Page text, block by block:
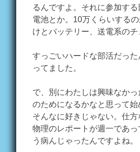
るんですよ。それに参加す
電池とか。10万くらいする
けとバッテリー、送電系のチ
すっごいハードな部活だっ
ってました。
で、別にわたしは興味なか
のためになるかなと思って
そんなに好きじゃない。仕
物理のレポートが週一であ
う病んじゃったんですよね。